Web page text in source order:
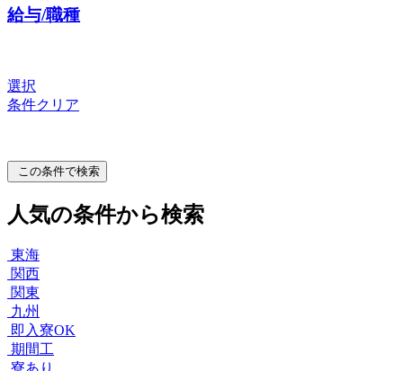
給与/職種
選択
条件クリア
この条件で検索
人気の条件から検索
東海
関西
関東
九州
即入寮OK
期間工